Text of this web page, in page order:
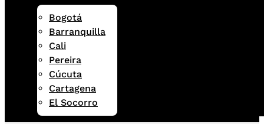
Bogotá
Barranquilla
Cali
Pereira
Cúcuta
Cartagena
El Socorro